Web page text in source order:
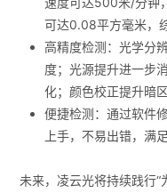
可达0.08平方毫米，
高精度检测：光学分
度；光源提升进一步
化；颜色校正提升暗
便捷检测：通过软件
上手，不易出错，满
未来，凌云光将持续践行